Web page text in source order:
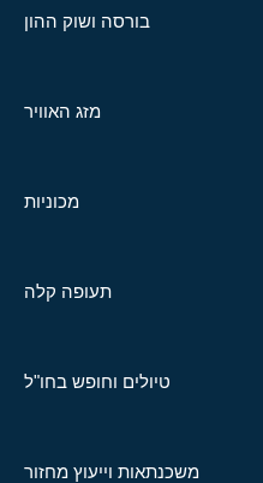
בורסה ושוק ההון
מזג האוויר
מכוניות
תעופה קלה
טיולים וחופש בחו"ל
משכנתאות וייעוץ מחזור